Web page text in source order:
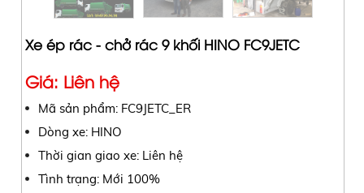
Xe ép rác - chở rác 9 khối HINO FC9JETC
Giá: Liên hệ
Mã sản phẩm: FC9JETC_ER
Dòng xe: HINO
Thời gian giao xe: Liên hệ
Tình trạng: Mới 100%